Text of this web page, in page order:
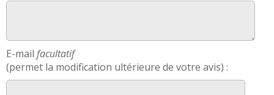
E-mail facultatif
(permet la modification ultérieure de votre avis) :